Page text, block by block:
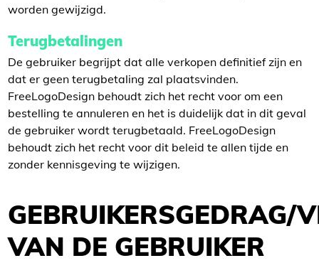
worden gewijzigd.
Terugbetalingen
De gebruiker begrijpt dat alle verkopen definitief zijn en
dat er geen terugbetaling zal plaatsvinden.
FreeLogoDesign behoudt zich het recht voor om een
bestelling te annuleren en het is duidelijk dat in dit geval
de gebruiker wordt terugbetaald. FreeLogoDesign
behoudt zich het recht voor dit beleid te allen tijde en
zonder kennisgeving te wijzigen.
GEBRUIKERSGEDRAG/
VAN DE GEBRUIKER